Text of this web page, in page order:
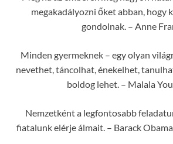
megakadályozni őket abban, hogy
gondolnak. – Anne
Minden gyermeknek – egy olyan
nevethet, táncolhat, énekelhet,
boldog lehet. – Malala
Nemzetként a legfontosabb
fiatalunk elérje álmait. – Barack